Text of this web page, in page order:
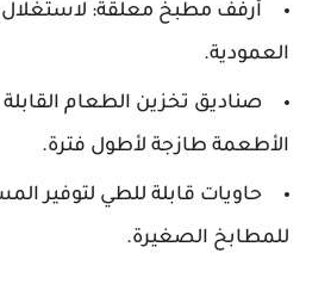
أرفف مطبخ معلقة:
العمودية.
صناديق تخزين الطعام
الأطعمة طازجة لأطول فترة.
حاويات قابلة للطي لتوفير
للمطابخ الصغيرة.